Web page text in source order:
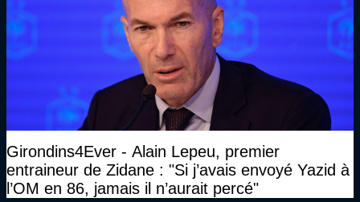
Girondins4Ever - Alain Lepeu, premier
entraineur de Zidane : "Si j’avais envoyé Yazid à
l’OM en 86, jamais il n’aurait percé"